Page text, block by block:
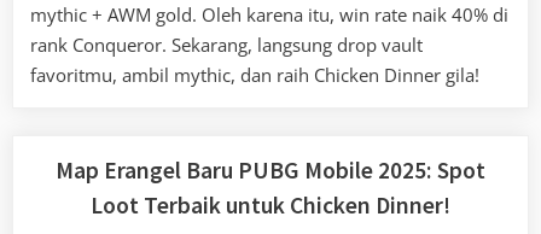
mythic + AWM gold. Oleh karena itu, win rate naik 40% di
rank Conqueror. Sekarang, langsung drop vault
favoritmu, ambil mythic, dan raih Chicken Dinner gila!
Map Erangel Baru PUBG Mobile 2025: Spot
Loot Terbaik untuk Chicken Dinner!